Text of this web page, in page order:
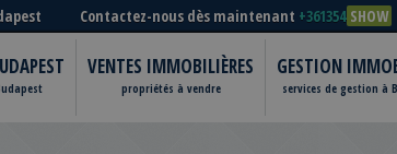
Contactez-nous dès maintenant +361354 SHOW
VENTES IMMOBILIÈRES
propriétés à vendre
GESTION
services de gestion à